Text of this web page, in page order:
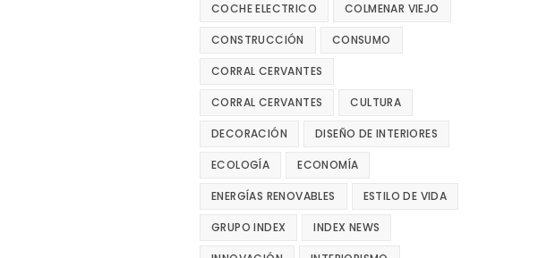
COCHE ELECTRICO COLMENAR VIEJO
CONSTRUCCIÓN CONSUMO
CORRAL CERVANTES
CORRAL CERVANTES CULTURA
DECORACIÓN DISEÑO DE INTERIORES
ECOLOGÍA ECONOMÍA
ENERGÍAS RENOVABLES ESTILO DE VIDA
GRUPO INDEX INDEX NEWS